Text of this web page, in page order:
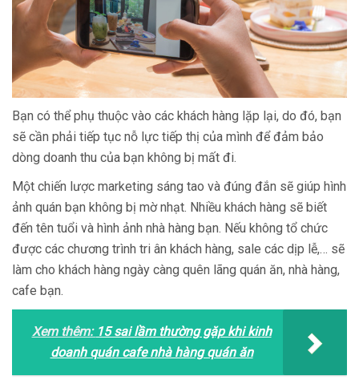
Bạn có thể phụ thuộc vào các khách hàng lặp lại, do đó, bạn
sẽ cần phải tiếp tục nỗ lực tiếp thị của mình để đảm bảo
dòng doanh thu của bạn không bị mất đi.
Một chiến lược marketing sáng tao và đúng đắn sẽ giúp hình
ảnh quán bạn không bị mờ nhạt. Nhiều khách hàng sẽ biết
đến tên tuổi và hình ảnh nhà hàng bạn. Nếu không tổ chức
được các chương trình tri ân khách hàng, sale các dịp lễ,… sẽ
làm cho khách hàng ngày càng quên lãng quán ăn, nhà hàng,
cafe bạn.
Xem thêm: 15 sai lầm thường gặp khi kinh
doanh quán cafe nhà hàng quán ăn